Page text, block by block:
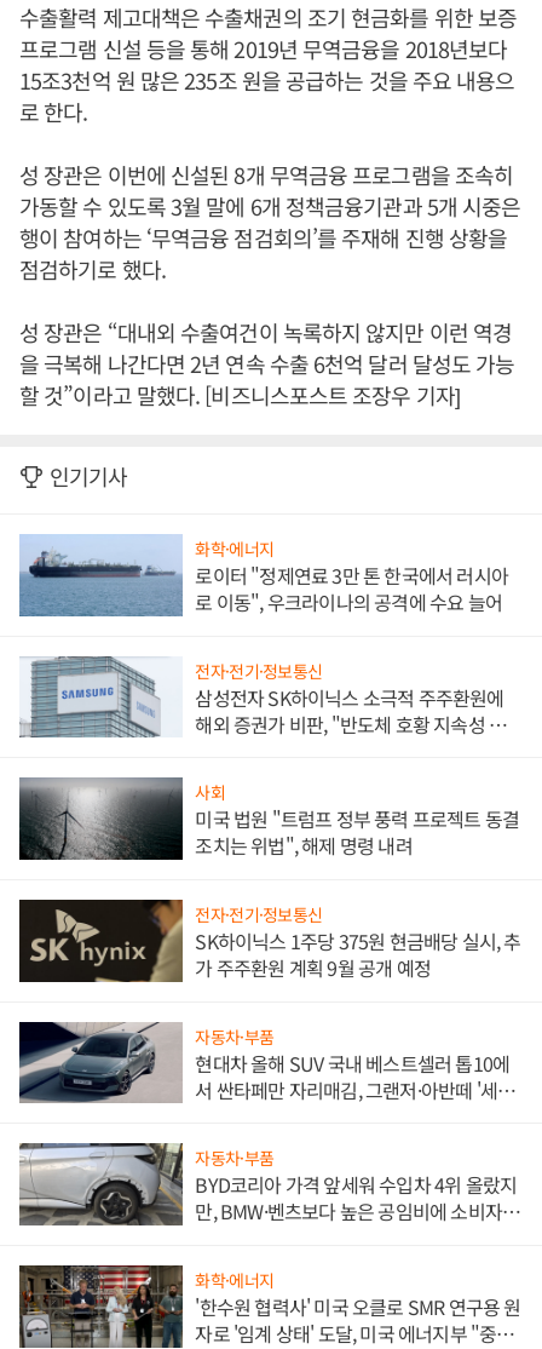
수출활력 제고대책은 수출채권의 조기 현금화를 위한 보증
프로그램 신설 등을 통해 2019년 무역금융을 2018년보다
15조3천억 원 많은 235조 원을 공급하는 것을 주요 내용으
로 한다.
성 장관은 이번에 신설된 8개 무역금융 프로그램을 조속히
가동할 수 있도록 3월 말에 6개 정책금융기관과 5개 시중은
행이 참여하는 ‘무역금융 점검회의’를 주재해 진행 상황을
점검하기로 했다.
성 장관은 “대내외 수출여건이 녹록하지 않지만 이런 역경
을 극복해 나간다면 2년 연속 수출 6천억 달러 달성도 가능
할 것”이라고 말했다. [비즈니스포스트 조장우 기자]
인기기사
화학·에너지
로이터 "정제연료 3만 톤 한국에서 러시아
로 이동", 우크라이나의 공격에 수요 늘어
전자·전기·정보통신
삼성전자 SK하이닉스 소극적 주주환원에
해외 증권가 비판, "반도체 호황 지속성 의
사회
미국 법원 "트럼프 정부 풍력 프로젝트 동결
조치는 위법", 해제 명령 내려
전자·전기·정보통신
SK하이닉스 1주당 375원 현금배당 실시, 추
가 주주환원 계획 9월 공개 예정
자동차·부품
현대차 올해 SUV 국내 베스트셀러 톱10에
서 싼타페만 자리매김, 그랜저·아반떼 '세단
자동차·부품
BYD코리아 가격 앞세워 수입차 4위 올랐지
만, BMW·벤츠보다 높은 공임비에 소비자
화학·에너지
'한수원 협력사' 미국 오클로 SMR 연구용 원
자로 '임계 상태' 도달, 미국 에너지부 "중요